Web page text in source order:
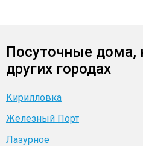
Посуточные дома,
других городах
Кирилловка
Железный Порт
Лазурное